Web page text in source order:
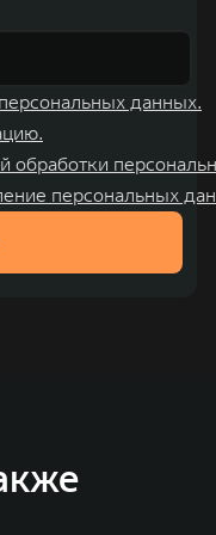
данных.
обработки
персональных